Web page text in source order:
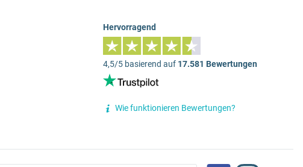
Hervorragend
4,5/5 basierend auf 17.581 Bewertungen
Wie funktionieren Bewertungen?